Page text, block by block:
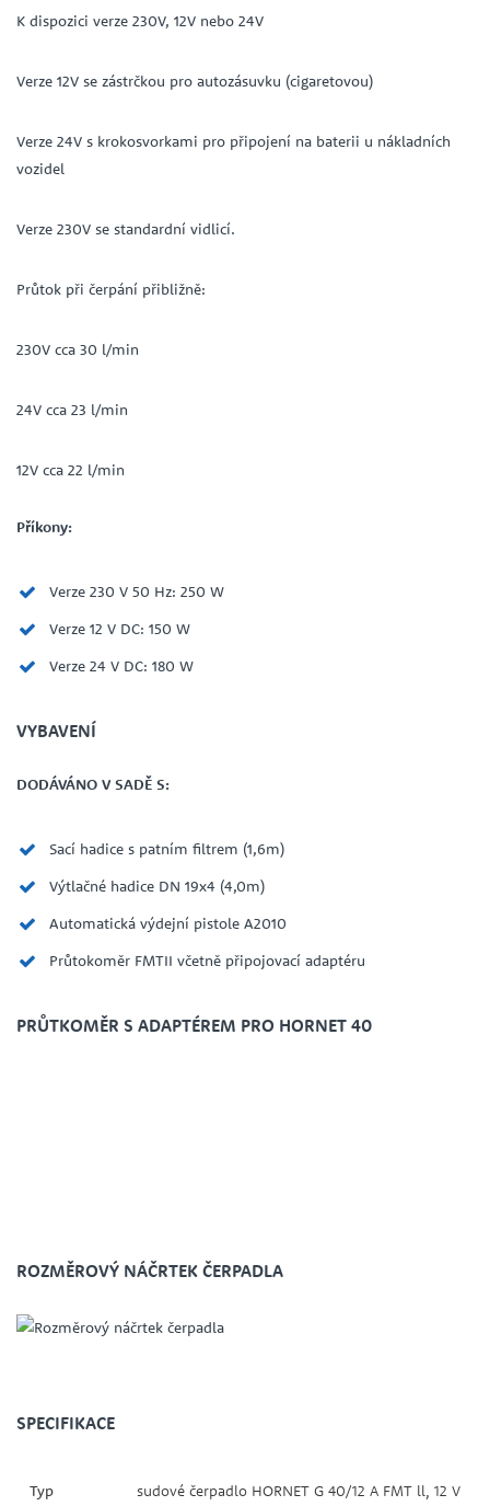
K dispozici verze 230V, 12V nebo 24V
Verze 12V se zástrčkou pro autozásuvku (cigaretovou)
Verze 24V s krokosvorkami pro připojení na baterii u nákladních
vozidel
Verze 230V se standardní vidlicí.
Průtok při čerpání přibližně:
230V cca 30 l/min
24V cca 23 l/min
12V cca 22 l/min
Příkony:
Verze 230 V 50 Hz: 250 W
Verze 12 V DC: 150 W
Verze 24 V DC: 180 W
VYBAVENÍ
DODÁVÁNO V SADĚ S:
Sací hadice s patním filtrem (1,6m)
Výtlačné hadice DN 19x4 (4,0m)
Automatická výdejní pistole A2010
Průtokoměr FMTII včetně připojovací adaptéru
PRŮTKOMĚR S ADAPTÉREM PRO HORNET 40
ROZMĚROVÝ NÁČRTEK ČERPADLA
SPECIFIKACE
Typ
sudové čerpadlo HORNET G 40/12 A FMT ll, 12 V